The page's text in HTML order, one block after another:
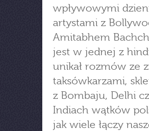
wpływowymi
artystami z
Amitabhem
jest w jednej z
unikał rozmów ze
taksówkarzami,
z Bombaju, Delhi
Indiach wątków
jak wiele łączy